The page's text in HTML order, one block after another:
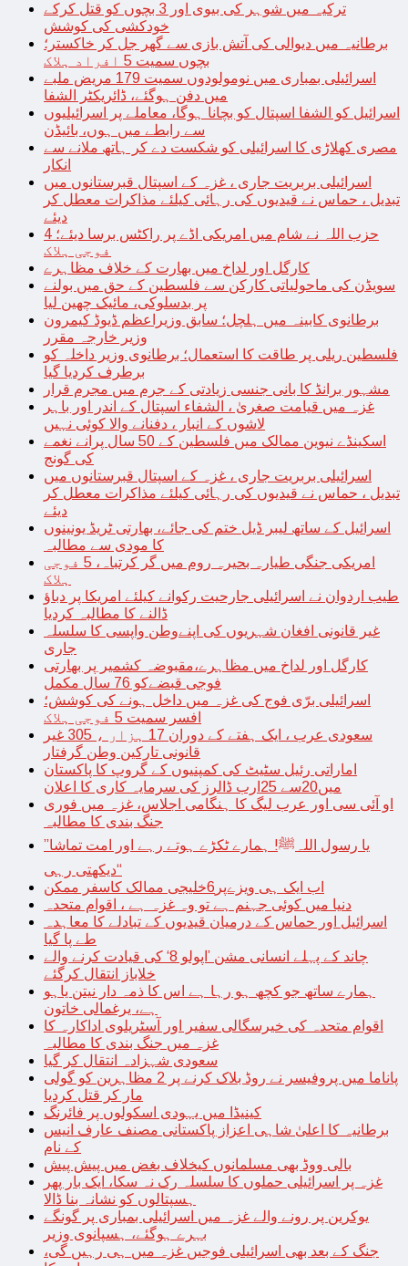
ترکیہ میں شوہر کی بیوی اور 3 بچوں کو قتل کرکے
خودکشی کی کوشش
برطانیہ میں دیوالی کی آتش بازی سے گھر جل کر خاکستر؛
بچوں سمیت 5 افراد ہلاک
اسرائیلی بمباری میں نومولودوں سمیت 179 مریض ملبے
میں دفن ہوگئے، ڈائریکٹر الشفا
اسرائیل کو الشفا اسپتال کو بچانا ہوگا، معاملے پر اسرائیلیوں
سے رابطے میں ہوں، بائیڈن
مصری کھلاڑی کا اسرائیلی کو شکست دے کر ہاتھ ملانے سے
انکار
اسرائیلی بربریت جاری ، غزہ کے اسپتال قبرستانوں میں
تبدیل ، حماس نے قیدیوں کی رہائی کیلئے مذاکرات معطل کر
دیئے
حزب اللہ نے شام میں امریکی اڈے پر راکٹس برسا دیئے؛ 4
فوجی ہلاک
کارگل اور لداخ میں بھارت کے خلاف مظاہرے
سویڈن کی ماحولیاتی کارکن سے فلسطین کے حق میں بولنے
پر بدسلوکی، مائیک چھین لیا
برطانوی کابینہ میں ہلچل؛ سابق وزیراعظم ڈیوڈ کیمرون
وزیر خارجہ مقرر
فلسطین ریلی پر طاقت کا استعمال؛ برطانوی وزیر داخلہ کو
برطرف کردیا گیا
مشہور برانڈ کا بانی جنسی زیادتی کے جرم میں مجرم قرار
غزہ میں قیامت صغریٰ ، الشفاء اسپتال کے اندر اور باہر
لاشوں کے انبار ، دفنانے والا کوئی نہیں
اسکینڈے نیوین ممالک میں فلسطین کے 50 سال پرانے نغمے
کی گونج
اسرائیلی بربریت جاری ، غزہ کے اسپتال قبرستانوں میں
تبدیل ، حماس نے قیدیوں کی رہائی کیلئے مذاکرات معطل کر
دیئے
اسرائیل کے ساتھ لیبر ڈیل ختم کی جائے، بھارتی ٹریڈ یونینوں
کا مودی سے مطالبہ
امریکی جنگی طیارہ بحیرہ روم میں گر کرتباہ، 5 فوجی
ہلاک
طیب اردوان نے اسرائیلی جارحیت رکوانے کیلئے امریکا پر دباؤ
ڈالنے کا مطالبہ کردیا
غیر قانونی افغان شہریوں کی اپنےوطن واپسی کا سلسلہ
جاری
کارگل اور لداخ میں مظاہرے،مقبوضہ کشمیر پر بھارتی
فوجی قبضےکو 76 سال مکمل
اسرائیلی برّی فوج کی غزہ میں داخل ہونے کی کوشش؛
افسر سمیت 5 فوجی ہلاک
سعودی عرب ، ایک ہفتے کے دوران 17 ہزار ، 305 غیر
قانونی تارکین وطن گرفتار
اماراتی رئیل سٹیٹ کی کمپنیوں کے گروپ کا پاکستان
میں20سے 25ارب ڈالرز کی سرمایہ کاری کا اعلان
او آئی سی اور عرب لیگ کا ہنگامی اجلاس، غزہ میں فوری
جنگ بندی کا مطالبہ
’’یا رسول اللہﷺ! ہمارے ٹکڑے ہوتے رہے اور امت تماشا
دیکھتی رہی‘‘
اب ایک ہی ویزےپر6خلیجی ممالک کاسفر ممکن
دنیا میں کوئی جہنم ہے تو وہ غزہ ہے ، اقوام متحدہ
اسرائیل اور حماس کے درمیان قیدیوں کے تبادلے کا معاہدہ
طے پا گیا
چاند کے پہلے انسانی مشن ’اپولو 8‘ کی قیادت کرنے والے
خلاباز انتقال کرگئے
ہمارے ساتھ جو کچھ ہو رہا ہے اس کا ذمہ دار نیتن یاہو
ہے، یرغمالی خاتون
اقوام متحدہ کی خیرسگالی سفیر اور آسٹریلوی اداکارہ کا
غزہ میں جنگ بندی کا مطالبہ
سعودی شہزادہ انتقال کر گیا
پاناما میں پروفیسر نے روڈ بلاک کرنے پر 2 مظاہرین کو گولی
مار کر قتل کردیا
کینیڈا میں یہودی اسکولوں پر فائرنگ
برطانیہ کا اعلیٰ شاہی اعزاز پاکستانی مصنف عارف انیس
کے نام
بالی ووڈ بھی مسلمانوں کیخلاف بغض میں پیش پیش
غزہ پر اسرائیلی حملوں کا سلسلہ رک نہ سکا، ایک بار پھر
ہسپتالوں کو نشانہ بنا ڈالا
یوکرین پر رونے والے غزہ میں اسرائیلی بمباری پر گونگے
بہرے ہوگئے، ہسپانوی وزیر
جنگ کے بعد بھی اسرائیلی فوجیں غزہ میں ہی رہیں گی،